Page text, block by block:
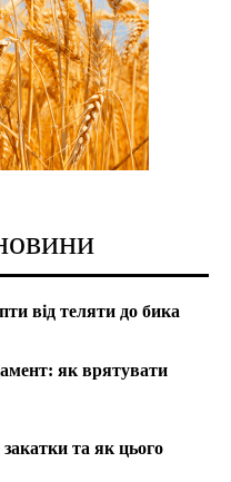
від теляти до бика
як врятувати
та як цього